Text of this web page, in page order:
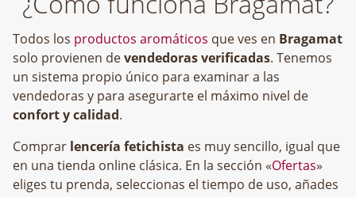
Todos los productos aromáticos que ves en Bragamat
solo provienen devendedoras verificadas. Tenemos
un sistema propio único para examinar a las
vendedoras y para asegurarte el máximo nivel de
confort y calidad.
Comprar lencería fetichista es muy sencillo, igual que
en una tienda online clásica. En la sección «Ofertas»
eliges tu prenda, seleccionas el tiempo de uso, añades